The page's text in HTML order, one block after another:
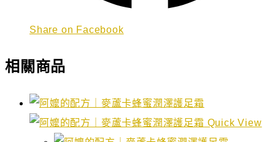
Share on Facebook
相關商品
Quick View